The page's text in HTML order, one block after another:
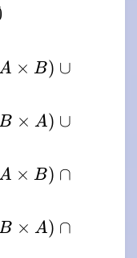
× B) ∪
× A) ∪
× B) ∩
× A) ∩